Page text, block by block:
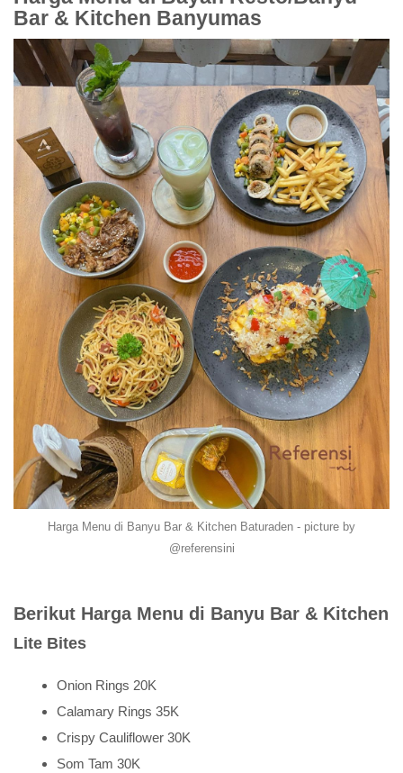
Bar & Kitchen Banyumas
Harga Menu di Banyu Bar & Kitchen Baturaden - picture by
@referensini
Berikut Harga Menu di Banyu Bar & Kitchen
Lite Bites
Onion Rings 20K
Calamary Rings 35K
Crispy Cauliflower 30K
Som Tam 30K